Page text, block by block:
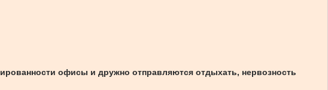
офисы и дружно отправляются отдыхать, нервозность